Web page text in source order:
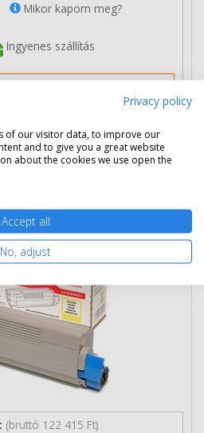
Mikor kapom meg?
Ingyenes szállítás
rendelhető
(bruttó 122 415 Ft)
Privacy policy
of our visitor data, to improve our
and to give you a great website
about the cookies we use open the
Accept all
No, adjust